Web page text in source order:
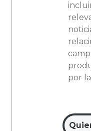
por